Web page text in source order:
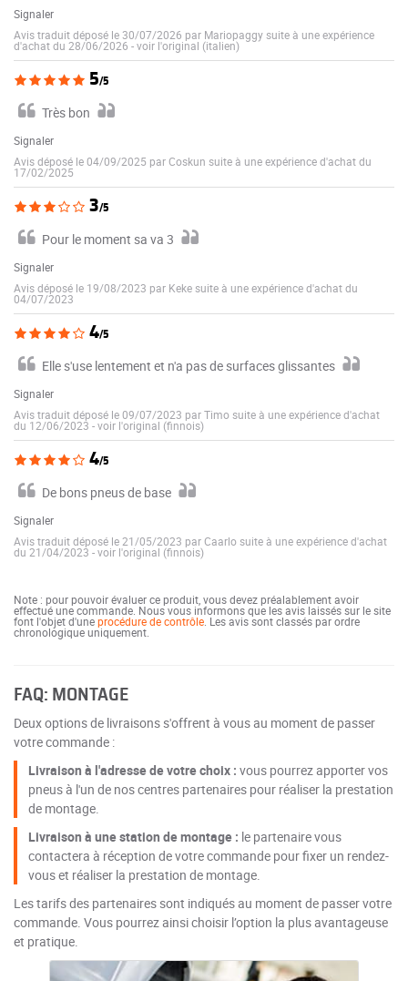
Signaler
Avis traduit déposé le 30/07/2026 par Mariopaggy suite à une expérience
d'achat du 28/06/2026 -voir l'original (italien)
5/5
Très bon
Signaler
Avis déposé le 04/09/2025 par Coskun suite à une expérience d'achat du
17/02/2025
3/5
Pour le moment sa va 3
Signaler
Avis déposé le 19/08/2023 par Keke suite à une expérience d'achat du
04/07/2023
4/5
Elle s'use lentement et n'a pas de surfaces glissantes
Signaler
Avis traduit déposé le 09/07/2023 par Timo suite à une expérience d'achat
du 12/06/2023 -voir l'original (finnois)
4/5
De bons pneus de base
Signaler
Avis traduit déposé le 21/05/2023 par Caarlo suite à une expérience d'achat
du 21/04/2023 -voir l'original (finnois)
Note : pour pouvoir évaluer ce produit, vous devez préalablement avoir
effectué une commande. Nous vous informons que les avis laissés sur le site
font l'objet d'uneprocédure de contrôle . Les avis sont classés par ordre
chronologique uniquement.
FAQ: MONTAGE
Deux options de livraisons s'offrent à vous au moment de passer
votre commande :
Livraison à l'adresse de votre choix : vous pourrez apporter vos
pneus à l'un de nos centres partenaires pour réaliser la prestation
de montage.
Livraison à une station de montage : le partenaire vous
contactera à réception de votre commande pour fixer un rendez-
vous et réaliser la prestation de montage.
Les tarifs des partenaires sont indiqués au moment de passer votre
commande. Vous pourrez ainsi choisir l’option la plus avantageuse
et pratique.